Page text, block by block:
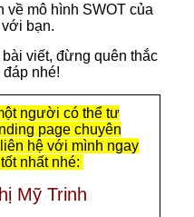
về mô hình SWOT của
bạn.
viết, đừng quên thắc
nhé!
người có thể tư
page chuyên
hệ với mình ngay
nhất nhé:
Mỹ Trinh